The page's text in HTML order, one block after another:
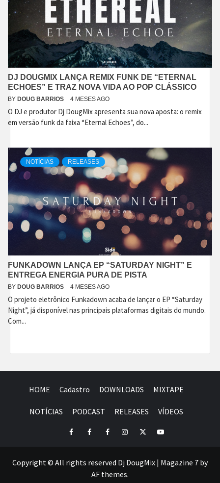
DJ DOUGMIX LANÇA REMIX FUNK DE “ETERNAL
ECHOES” E TRAZ NOVA VIDA AO POP CLÁSSICO
BY DOUG BARRIOS 4 MESES AGO
O DJ e produtor Dj DougMix apresenta sua nova aposta: o remix
em versão funk da faixa “Eternal Echoes”, do...
NOTÍCIAS RELEASES
FUNKADOWN LANÇA EP “SATURDAY NIGHT” E
ENTREGA ENERGIA PURA DE PISTA
BY DOUG BARRIOS 4 MESES AGO
O projeto eletrônico Funkadown acaba de lançar o EP “Saturday
Night”, já disponível nas principais plataformas digitais do mundo.
Com...
HOME Cadastro DOWNLOADS MIXTAPE
NOTÍCIAS PODCAST RELEASES VÍDEOS
FacebookPerfil
Perfil
InstagramTwitterYoutube
Copyright © All rights reserved Dj DougMix | Magazine 7 by
AF themes.